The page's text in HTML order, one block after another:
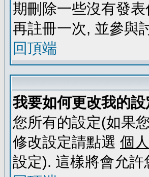
期刪除一些沒有發
再註冊一次, 並參與
回頂端
我要如何更改我的
您所有的設定(如果
修改設定請點選 個
設定). 這樣將會允